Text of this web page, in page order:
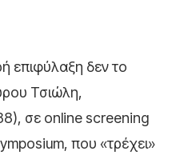
επιφύλαξη δεν το
Τσιώλη,
σε online screening
που «τρέχει»